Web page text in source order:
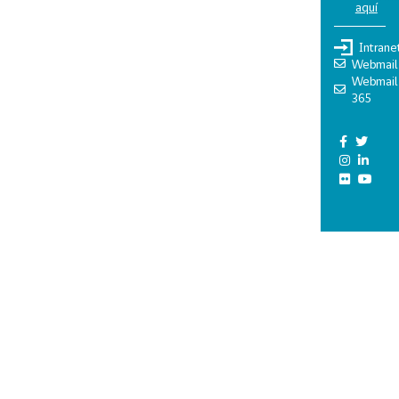
aquí
Webmail
Webmail
365